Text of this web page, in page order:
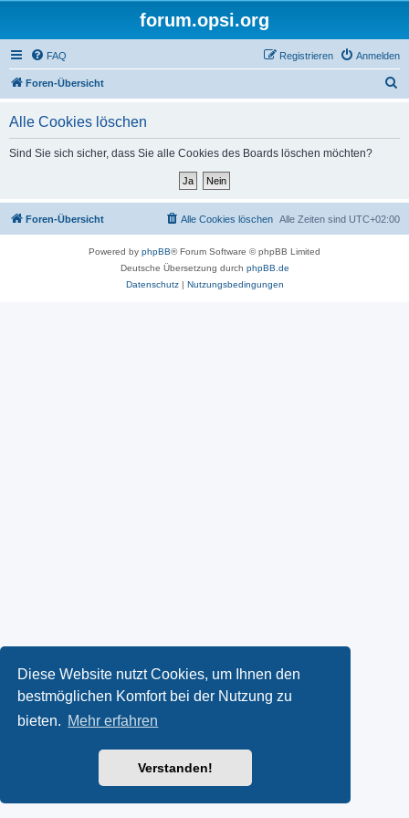
Diese Website nutzt Cookies, um Ihnen den
bestmöglichen Komfort bei der Nutzung zu
bieten. Mehr erfahren
Verstanden!
forum.opsi.org
FAQ Anmelden
Registrieren
Foren-Übersicht
Alle Cookies löschen
Sind Sie sich sicher, dass Sie alle Cookies des Boards löschen möchten?
Foren-Übersicht Alle Zeiten sind UTC+02:00
Alle Cookies löschen
Powered by phpBB® Forum Software © phpBB Limited
Deutsche Übersetzung durch phpBB.de
Datenschutz| Nutzungsbedingungen